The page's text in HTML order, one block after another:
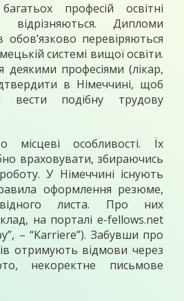
професій освітні
Дипломи
обов’язково перевіряються
системі вищої освіти.
деякими професіями (лікар,
в Німеччині, щоб
вести подібну трудову
місцеві особливості. Їх
враховувати, збираючись
У Німеччині існують
оформлення резюме,
листа. Про них
на порталі e-fellows.net
– “Karriere”). Забувши про
отримують відмови через
некоректне письмове